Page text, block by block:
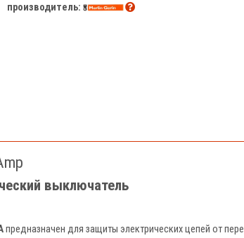
производитель:
выключатель
предназначен для защиты электрических цепей от